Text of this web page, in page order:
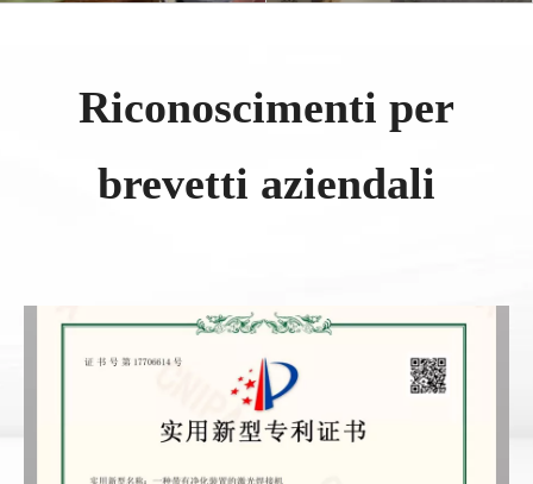
Riconoscimenti per
brevetti aziendali​​​​​​​